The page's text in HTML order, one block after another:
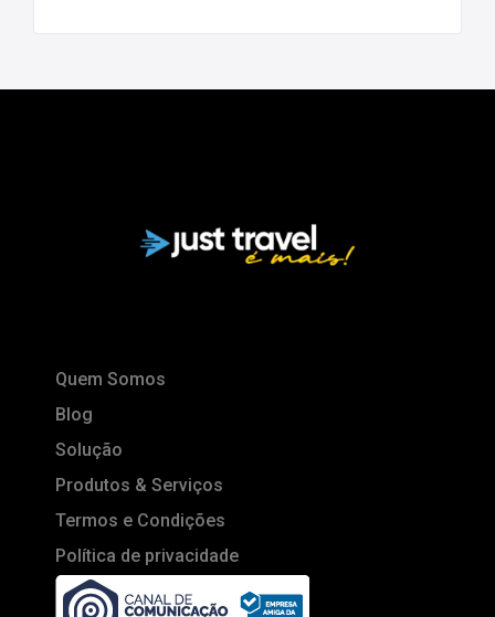
Quem Somos
Blog
Solução
Produtos & Serviços
Termos e Condições
Política de privacidade